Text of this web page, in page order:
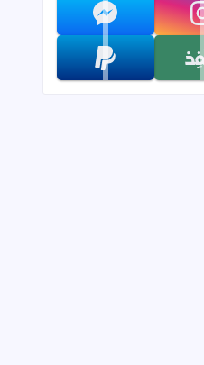
تابعنا على instagram تابعنا على messenger
تابعنا على monafiz تابعنا على paypal